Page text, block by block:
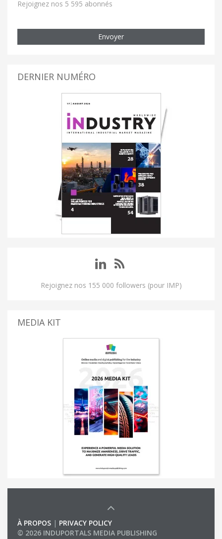
Rejoignez nos 5 595 abonnés
Envoyer
DERNIER NUMÉRO
Rejoignez nos 155 000 followers (pour IMP)
MEDIA KIT
À PROPOS | PRIVACY POLICY
© 2026 INDUPORTALS MEDIA PUBLISHING